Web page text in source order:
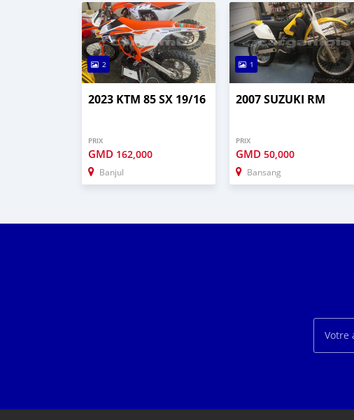
2
2023 KTM 85 SX 19/16
PRIX
GMD 162,000
Banjul
1
2007 SUZUKI RM
PRIX
GMD50,000
Bansang